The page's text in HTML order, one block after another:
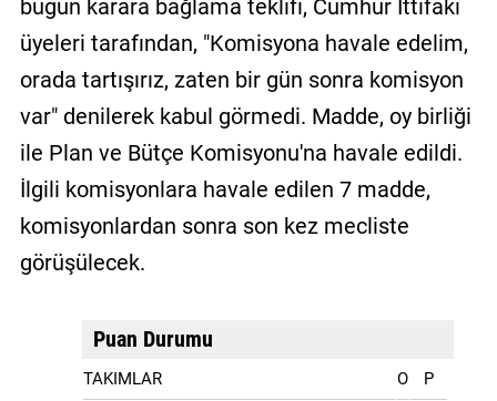
bugün karara bağlama teklifi, Cumhur İttifakı
üyeleri tarafından, "Komisyona havale edelim,
orada tartışırız, zaten bir gün sonra komisyon
var" denilerek kabul görmedi. Madde, oy birliği
ile Plan ve Bütçe Komisyonu'na havale edildi.
İlgili komisyonlara havale edilen 7 madde,
komisyonlardan sonra son kez mecliste
görüşülecek.
Puan Durumu
TAKIMLAR O P